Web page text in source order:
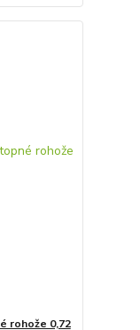
rohože 0,72